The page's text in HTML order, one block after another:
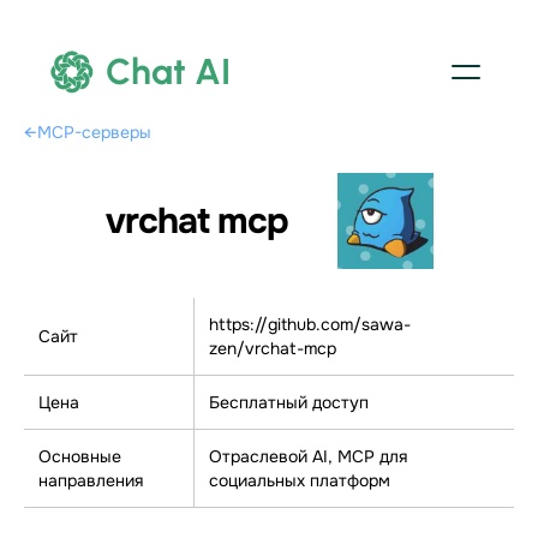
Chat AI
←MCP-серверы
vrchat mcp
Сайт
https://github.com/sawa-
zen/vrchat-mcp
Цена Бесплатный доступ
Основные
направления
Отраслевой AI, МСР для
социальных платформ